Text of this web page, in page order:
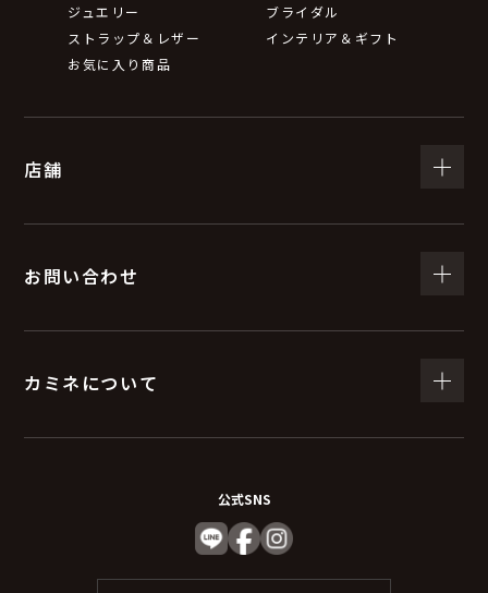
取得した個人情報は、法令等による場合を除いて第三者
に提供することはありません。
（５）個人情報の取扱いの委託について
取得した個人情報の取扱いの全部又は一部を委託するこ
置にて個人情報の取扱いを行っている企業を選定し、委
果
個人情報を与えることは任意です。
は、お問い合わせ内容に回答できない可能性がありま
（７）保有個人データの開示等および問い合わ
ジュエリー
ブライダル
ストラップ＆レザー
インテリア＆ギフト
お気に入り商品
店舗
お問い合わせ
カミネについて
公式SNS